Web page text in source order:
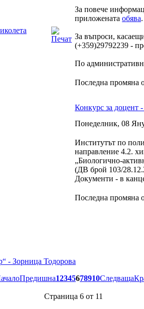
За повече
приложената обява.
За въпроси,
(+359)29792239 -
По
Последна промяна
Конкурс за доцент
Понеделник, 08
Институтът по
направление 4.2.
„Биологично-
(ДВ брой 103/
Документи - в
Последна промяна
- Зорница Тодорова
Предишна12345678910Следваща
Страница 6 от 11